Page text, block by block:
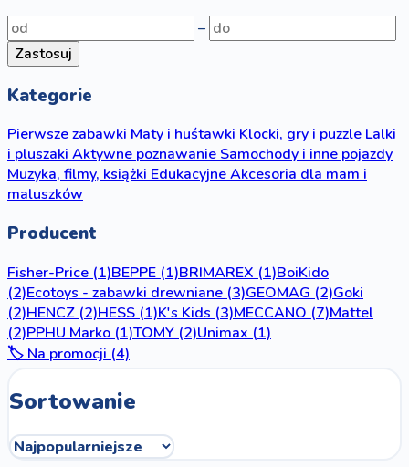
–
Zastosuj
Kategorie
Pierwsze zabawkiMaty i huśtawkiKlocki, gry i puzzleLalki
i pluszakiAktywne poznawanieSamochody i inne pojazdy
Muzyka, filmy, książkiEdukacyjneAkcesoria dla mam i
maluszków
Producent
Fisher-Price (1)BEPPE (1)BRIMAREX (1)BoiKido
(2)Ecotoys - zabawki drewniane (3)GEOMAG (2)Goki
(2)HENCZ (2)HESS (1)K's Kids (3)MECCANO (7)Mattel
(2)PPHU Marko (1)TOMY (2)Unimax (1)
🏷️ Na promocji (4)
Sortowanie